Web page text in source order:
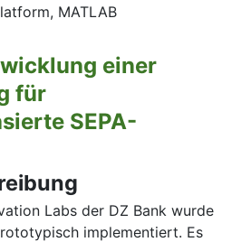
MATLAB
einer
für
SEPA-
Labs der DZ Bank wurde
implementiert. Es